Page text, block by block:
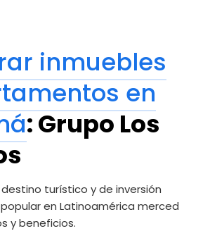
inmuebles
en
: Grupo Los
turístico y de inversión
en Latinoamérica merced
y beneficios.